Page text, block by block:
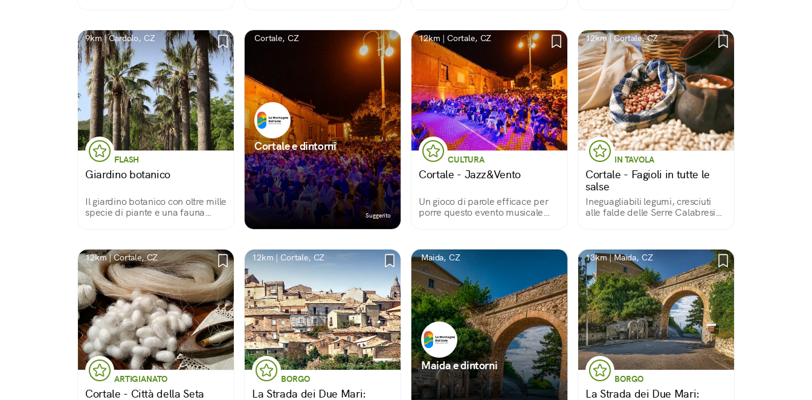
contro i Saraceni, aiutandoli a
vincere.
9km | Cardolo, CZ
FLASH
Giardino botanico
Il giardino botanico con oltre mille
specie di piante e una fauna
mondo.
Cortale, CZ
Cortale e dintorni
Suggerito
12km | Cortale, CZ
CULTURA
Cortale - Jazz&Vento
Un gioco di parole efficace per
porre questo evento musicale
12km | Cortale, CZ
IN TAVOLA
Cortale - Fagioli in tutte le
salse
Ineguagliabili legumi, cresciuti
alle falde delle Serre Calabresi
12km | Cortale, CZ
ARTIGIANATO
Cortale - Città della Seta
12km | Cortale, CZ
BORGO
La Strada dei Due Mari:
Maida, CZ
Maida e dintorni
13km | Maida, CZ
BORGO
La Strada dei Due Mari: